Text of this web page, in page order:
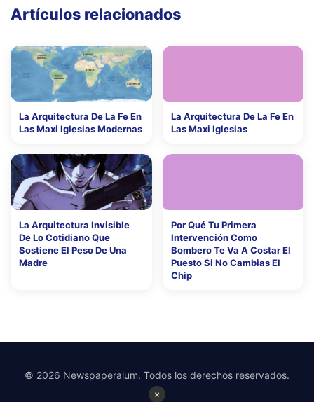
Artículos relacionados
La Arquitectura De La Fe En
Las Maxi Iglesias Modernas
La Arquitectura De La Fe En
Las Maxi Iglesias
La Arquitectura Invisible
De Lo Cotidiano Que
Sostiene El Peso De Una
Madre
Por Qué Tu Primera
Intervención Como
Bombero Te Va A Costar El
Puesto Si No Cambias El
Chip
×
© 2026 Newspaperalum. Todos los derechos reservados.